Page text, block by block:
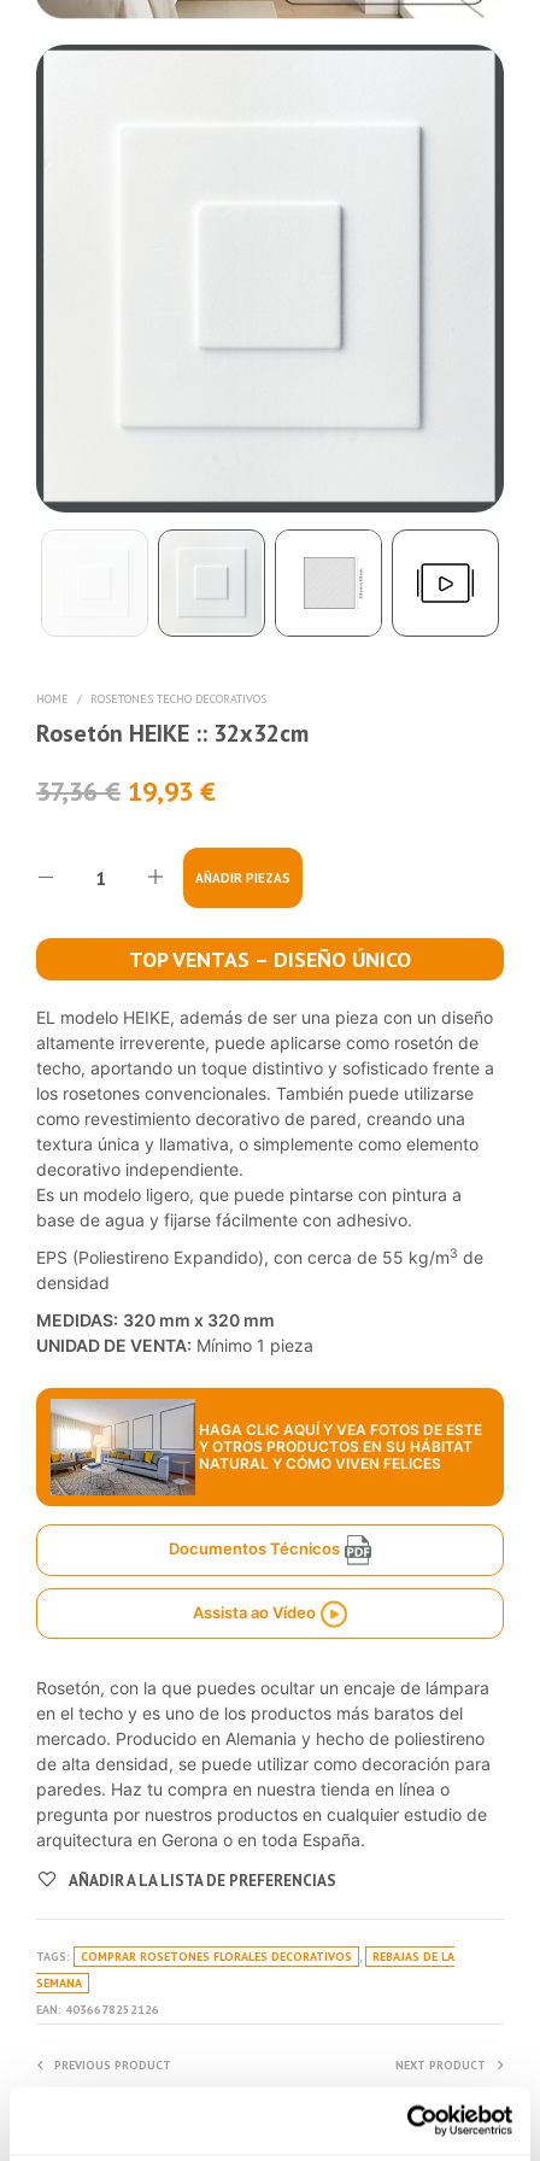
HOME / ROSETONES TECHO DECORATIVOS
Rosetón HEIKE :: 32x32cm
37,36€ 19,93 €
AÑADIR PIEZAS
TOP VENTAS – DISEÑO ÚNICO
EL modelo HEIKE, además de ser una pieza con un diseño
altamente irreverente, puede aplicarse como rosetón de
techo, aportando un toque distintivo y sofisticado frente a
los rosetones convencionales. También puede utilizarse
como revestimiento decorativo de pared, creando una
textura única y llamativa, o simplemente como elemento
decorativo independiente.
Es un modelo ligero, que puede pintarse con pintura a
base de agua y fijarse fácilmente con adhesivo.
EPS (Poliestireno Expandido), con cerca de 55 kg/m3 de
densidad
MEDIDAS: 320 mm x 320 mm
UNIDAD DE VENTA: Mínimo 1 pieza
HAGA CLIC AQUÍ Y VEA FOTOS DE ESTE
Y OTROS PRODUCTOS EN SU HÁBITAT
NATURAL Y CÓMO VIVEN FELICES
Documentos Técnicos
Assista ao Vídeo
Rosetón, con la que puedes ocultar un encaje de lámpara
en el techo y es uno de los productos más baratos del
mercado. Producido en Alemania y hecho de poliestireno
de alta densidad, se puede utilizar como decoración para
paredes. Haz tu compra en nuestra tienda en línea o
pregunta por nuestros productos en cualquier estudio de
arquitectura en Gerona o en toda España.
AÑADIR A LA LISTA DE PREFERENCIAS
TAGS: COMPRAR ROSETONES FLORALES DECORATIVOS ,
REBAJAS DE LA
SEMANA
EAN: 4036678252126
PREVIOUS PRODUCT NEXT PRODUCT